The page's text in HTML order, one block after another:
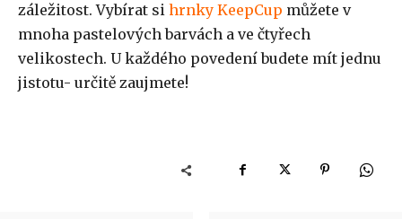
záležitost. Vybírat si hrnky KeepCup můžete v
mnoha pastelových barvách a ve čtyřech
velikostech. U každého povedení budete mít jednu
jistotu- určitě zaujmete!